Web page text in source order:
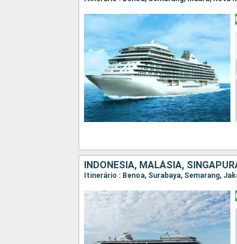
INDONÉSIA, MALÁSIA,